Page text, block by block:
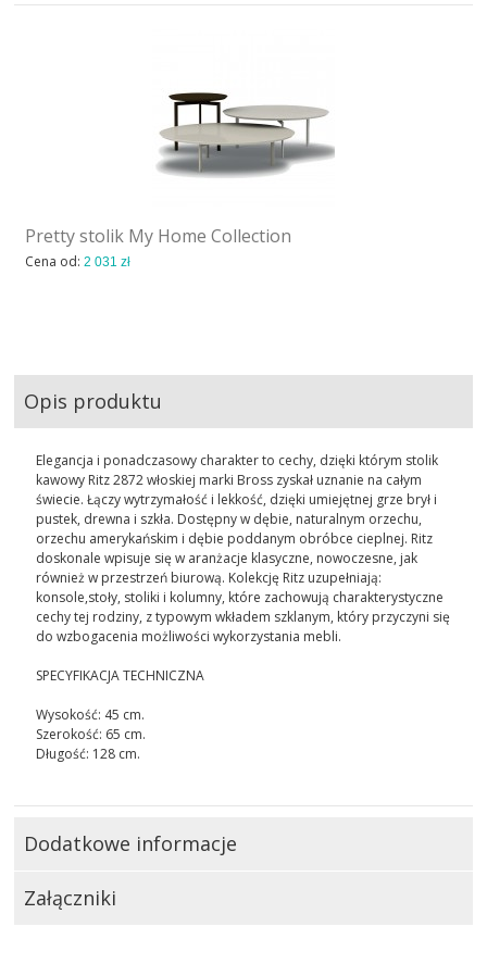
Pretty stolik My Home Collection
Cena od:2 031 zł
Opis produktu
Elegancja i ponadczasowy charakter to cechy, dzięki którym stolik
kawowy Ritz 2872 włoskiej marki Bross zyskał uznanie na całym
świecie. Łączy wytrzymałość i lekkość, dzięki umiejętnej grze brył i
pustek, drewna i szkła. Dostępny w dębie, naturalnym orzechu,
orzechu amerykańskim i dębie poddanym obróbce cieplnej. Ritz
doskonale wpisuje się w aranżacje klasyczne, nowoczesne, jak
również w przestrzeń biurową. Kolekcję Ritz uzupełniają:
konsole,stoły, stoliki i kolumny, które zachowują charakterystyczne
cechy tej rodziny, z typowym wkładem szklanym, który przyczyni się
do wzbogacenia możliwości wykorzystania mebli.
SPECYFIKACJA TECHNICZNA
Wysokość: 45 cm.
Szerokość: 65 cm.
Długość: 128 cm.
Dodatkowe informacje
Załączniki